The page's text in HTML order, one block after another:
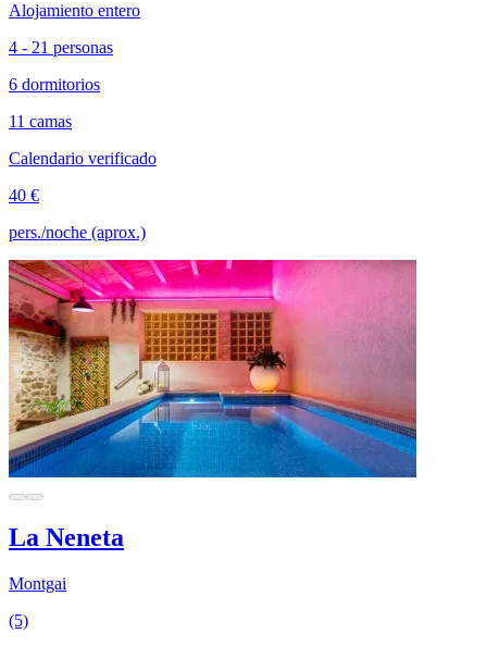
Alojamiento entero
4 - 21 personas
6 dormitorios
11 camas
Calendario verificado
40 €
pers./noche (aprox.)
La Neneta
Montgai
(5)